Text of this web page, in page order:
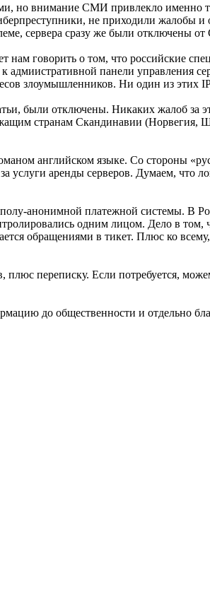
но внимание СМИ привлекло именно
не приходили
сервера сразу же были отключены от
говорить о том, что российские
адмиистративной панели управления
злоумышленников. Ни один из этих
были отключены. Никаких жалоб
странам Скандинавии
английском языке. Со стороны
аренды серверов. Думаем, что
анонимной платежной системы. В
одним лицом. Дело в том,
обращениями в тикет. Плюс ко
плюс переписку. Если потребуется,
до общественности и отдельно